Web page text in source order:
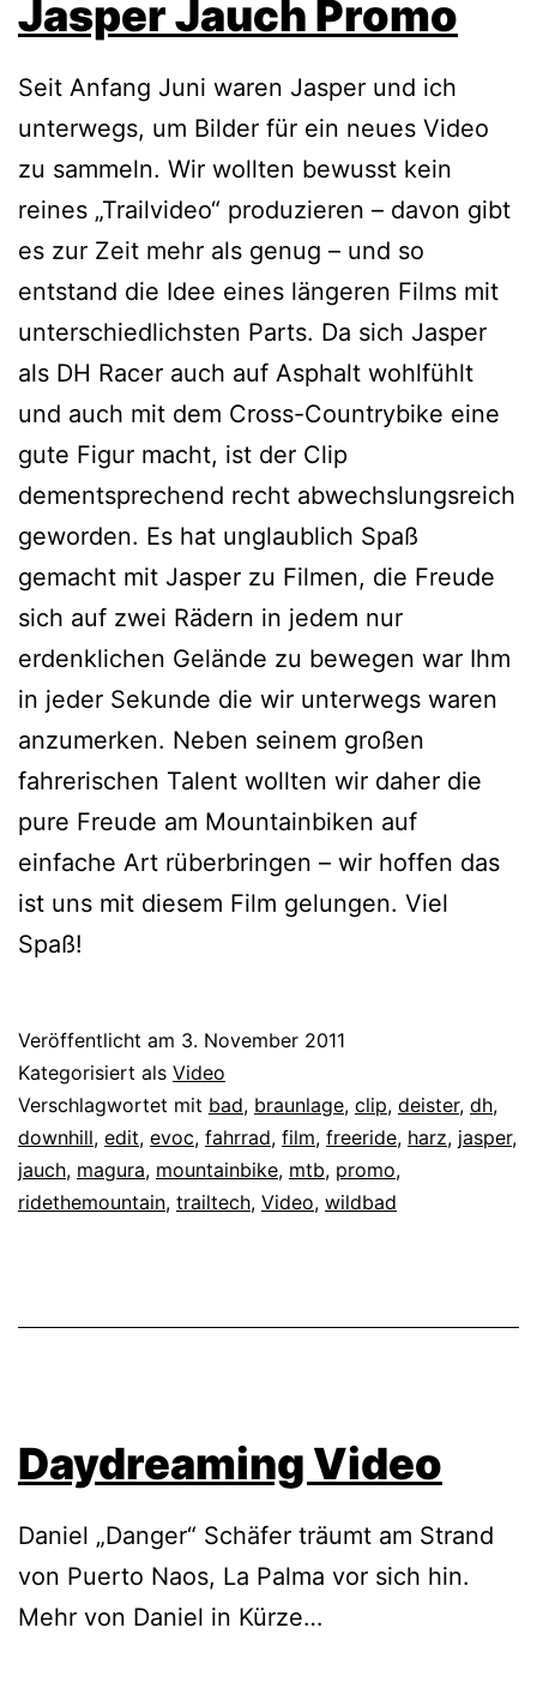
Jasper Jauch Promo
Seit Anfang Juni waren Jasper und ich
unterwegs, um Bilder für ein neues Video
zu sammeln. Wir wollten bewusst kein
reines „Trailvideo“ produzieren – davon gibt
es zur Zeit mehr als genug – und so
entstand die Idee eines längeren Films mit
unterschiedlichsten Parts. Da sich Jasper
als DH Racer auch auf Asphalt wohlfühlt
und auch mit dem Cross-Countrybike eine
gute Figur macht, ist der Clip
dementsprechend recht abwechslungsreich
geworden. Es hat unglaublich Spaß
gemacht mit Jasper zu Filmen, die Freude
sich auf zwei Rädern in jedem nur
erdenklichen Gelände zu bewegen war Ihm
in jeder Sekunde die wir unterwegs waren
anzumerken. Neben seinem großen
fahrerischen Talent wollten wir daher die
pure Freude am Mountainbiken auf
einfache Art rüberbringen – wir hoffen das
ist uns mit diesem Film gelungen. Viel
Spaß!
Veröffentlicht am 3. November 2011
Kategorisiert als Video
Verschlagwortet mit bad, braunlage, clip, deister, dh,
downhill, edit, evoc, fahrrad, film, freeride, harz, jasper,
jauch, magura, mountainbike, mtb, promo,
ridethemountain, trailtech, Video, wildbad
Daydreaming Video
Daniel „Danger“ Schäfer träumt am Strand
von Puerto Naos, La Palma vor sich hin.
Mehr von Daniel in Kürze…